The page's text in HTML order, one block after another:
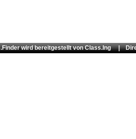
wird bereitgestellt vonClass.Ing|